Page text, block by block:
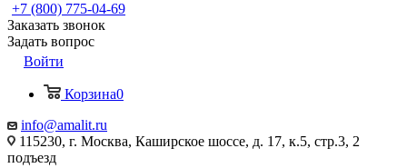
+7 (800) 775-04-69
Заказать звонок
Задать вопрос
Войти
Корзина0
info@amalit.ru
115230, г. Москва, Каширское шоссе, д. 17, к.5, стр.3, 2
подъезд